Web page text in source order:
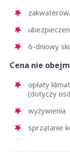
6-dniowy
Cena nie
opłaty
(dotyczy
wyżywienia
sprzątanie